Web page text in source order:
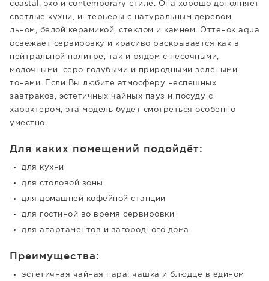
coastal, эко и contemporary стиле. Она хорошо дополняет
светлые кухни, интерьеры с натуральным деревом,
льном, белой керамикой, стеклом и камнем. Оттенок aqua
освежает сервировку и красиво раскрывается как в
нейтральной палитре, так и рядом с песочными,
молочными, серо-голубыми и природными зелёными
тонами. Если Вы любите атмосферу неспешных
завтраков, эстетичных чайных пауз и посуду с
характером, эта модель будет смотреться особенно
уместно.
Для каких помещений подойдёт:
для кухни
для столовой зоны
для домашней кофейной станции
для гостиной во время сервировки
для апартаментов и загородного дома
Преимущества:
эстетичная чайная пара: чашка и блюдце в едином